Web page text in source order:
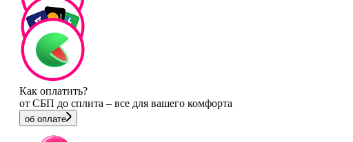
Как оплатить?
от СБП до сплита – все для вашего комфорта
об оплате